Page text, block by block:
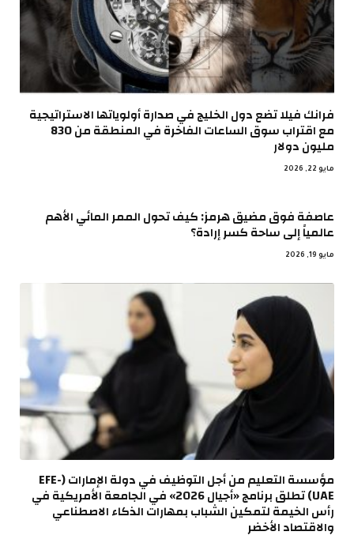
فرانك فيلا تضع دول الخليج في صدارة أولوياتها الاستراتيجية
مع اقتراب سوق الساعات الفاخرة في المنطقة من 830
مليون دولار
مايو 22, 2026
عاصفة فوق مضيق هرمز: كيف تحول الممر المائي الأهم
عالمياً إلى ساحة كسر إرادة؟
مايو 19, 2026
مؤسسة التعليم من أجل التوظيف في دولة الإمارات (EFE-
UAE) تطلق برنامج «أجيال 2026» في الجامعة الأمريكية في
رأس الخيمة لتمكين الشباب بمهارات الذكاء الاصطناعي
والاقتصاد الأخضر